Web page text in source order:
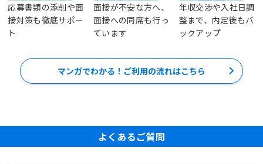
応募書類の添削や面
接対策も徹底サポー
ト
面接が不安な方へ、
面接への同席も行っ
ています
年収交渉や入社日調
整まで、内定後もバ
ックアップ
マンガでわかる！ご利用の流れはこちら
よくあるご質問